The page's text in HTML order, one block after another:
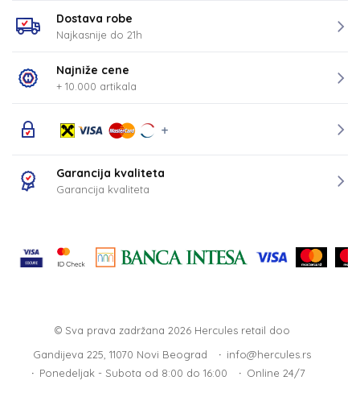
Dostava robe
Najkasnije do 21h
Najniže cene
+ 10.000 artikala
Garancija kvaliteta
Garancija kvaliteta
© Sva prava zadržana 2026Hercules retail doo
Gandijeva 225, 11070 Novi Beograd
info@hercules.rs
Ponedeljak - Subota od 8:00 do 16:00
Online 24/7